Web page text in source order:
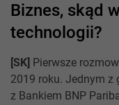
Biznes, skąd
technologii?
[SK] Pierwsze
2019 roku. Jednym z
z Bankiem BNP